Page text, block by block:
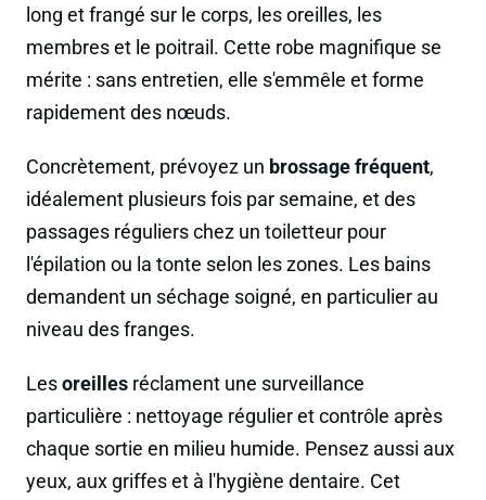
long et frangé sur le corps, les oreilles, les
membres et le poitrail. Cette robe magnifique se
mérite : sans entretien, elle s'emmêle et forme
rapidement des nœuds.
Concrètement, prévoyez un brossage fréquent,
idéalement plusieurs fois par semaine, et des
passages réguliers chez un toiletteur pour
l'épilation ou la tonte selon les zones. Les bains
demandent un séchage soigné, en particulier au
niveau des franges.
Lesoreilles réclament une surveillance
particulière : nettoyage régulier et contrôle après
chaque sortie en milieu humide. Pensez aussi aux
yeux, aux griffes et à l'hygiène dentaire. Cet